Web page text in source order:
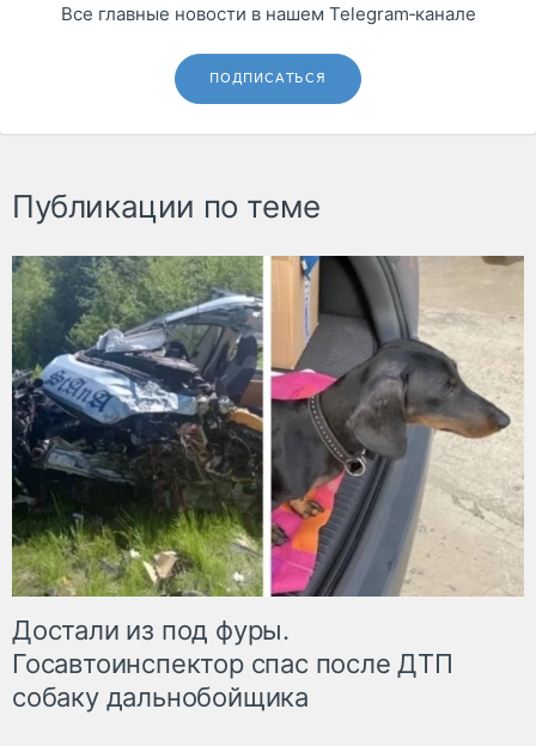
Все главные новости в нашем Telegram‑канале
ПОДПИСАТЬСЯ
Публикации по теме
Достали из под фуры.
Госавтоинспектор спас после ДТП
собаку дальнобойщика